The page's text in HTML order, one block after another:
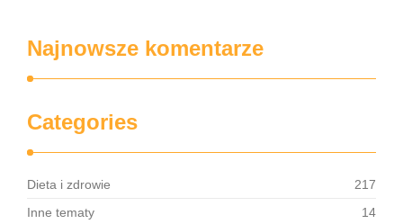
Najnowsze komentarze
Categories
Dieta i zdrowie
217
Inne tematy
14